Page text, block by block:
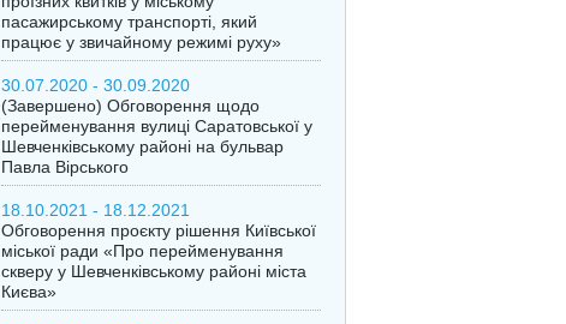
пасажирському транспорті, який
працює у звичайному режимі руху»
30.07.2020 - 30.09.2020
(Завершено) Обговорення щодо
перейменування вулиці Саратовської у
Шевченківському районі на бульвар
Павла Вірського
18.10.2021 - 18.12.2021
Обговорення проєкту рішення Київської
міської ради «Про перейменування
скверу у Шевченківському районі міста
Києва»